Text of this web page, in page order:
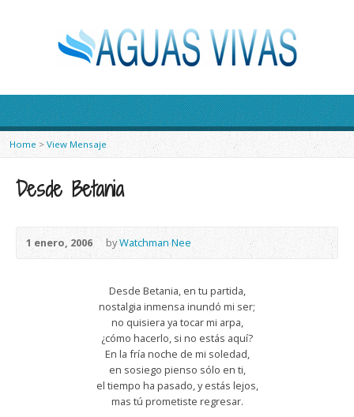
Home > View Mensaje
Desde Betania
1 enero, 2006 byWatchman Nee
Desde Betania, en tu partida,
nostalgia inmensa inundó mi ser;
no quisiera ya tocar mi arpa,
¿cómo hacerlo, si no estás aquí?
En la fría noche de mi soledad,
en sosiego pienso sólo en ti,
el tiempo ha pasado, y estás lejos,
mas tú prometiste regresar.